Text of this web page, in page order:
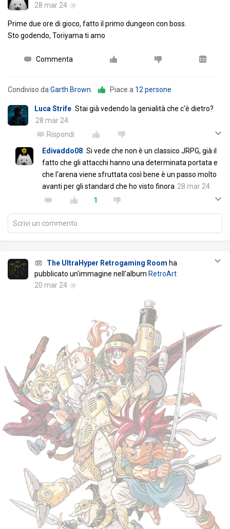
28 mar 24
Prime due ore di gioco, fatto il primo dungeon con boss.
Sto godendo, Toriyama ti amo
Commenta
Condiviso daGarth Brown. Piace a 12 persone
Luca Strife Stai già vedendo la genialità che c'è dietro?
28 mar 24
Rispondi
Edivaddo08 Si vede che non è un classico JRPG, già il
fatto che gli attacchi hanno una determinata portata e
che l'arena viene sfruttata così bene è un passo molto
avanti per gli standard che ho visto finora 28 mar 24
1
Scrivi un commento
The UltraHyper Retrogaming Room ha
pubblicato un'immagine nell'album RetroArt
20 mar 24